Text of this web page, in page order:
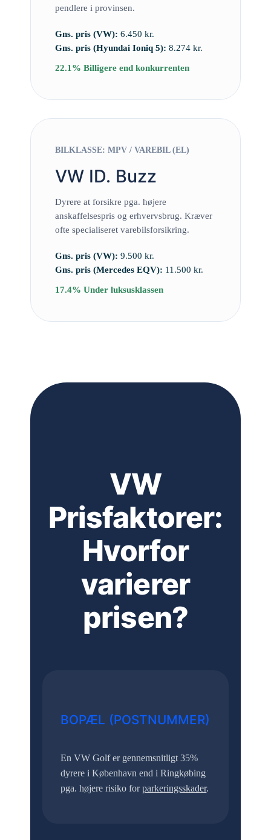
pendlere i provinsen.
Gns. pris (VW): 6.450 kr.
Gns. pris (Hyundai Ioniq 5): 8.274 kr.
22.1% Billigere end konkurrenten
BILKLASSE: MPV / VAREBIL (EL)
VW ID. Buzz
Dyrere at forsikre pga. højere
anskaffelsespris og erhvervsbrug. Kræver
ofte specialiseret varebilsforsikring.
Gns. pris (VW): 9.500 kr.
Gns. pris (Mercedes EQV): 11.500 kr.
17.4% Under luksusklassen
VW
Prisfaktorer:
Hvorfor
varierer
prisen?
BOPÆL (POSTNUMMER)
En VW Golf er gennemsnitligt 35%
dyrere i København end i Ringkøbing
pga. højere risiko forparkeringsskader.